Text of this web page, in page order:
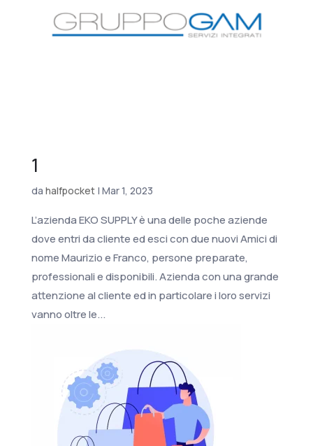
1
da halfpocket| Mar 1, 2023
L’azienda EKO SUPPLY è una delle poche aziende
dove entri da cliente ed esci con due nuovi Amici di
nome Maurizio e Franco, persone preparate,
professionali e disponibili. Azienda con una grande
attenzione al cliente ed in particolare i loro servizi
vanno oltre le...